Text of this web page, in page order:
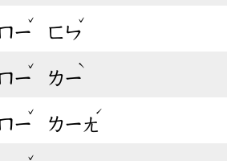
ㄧ
ˇ
ㄈㄣ
ˇ
ㄧ
ˇ
ㄌㄧ
ˋ
ㄧ
ˇ
ㄌㄧㄤ
ˊ
ˇ